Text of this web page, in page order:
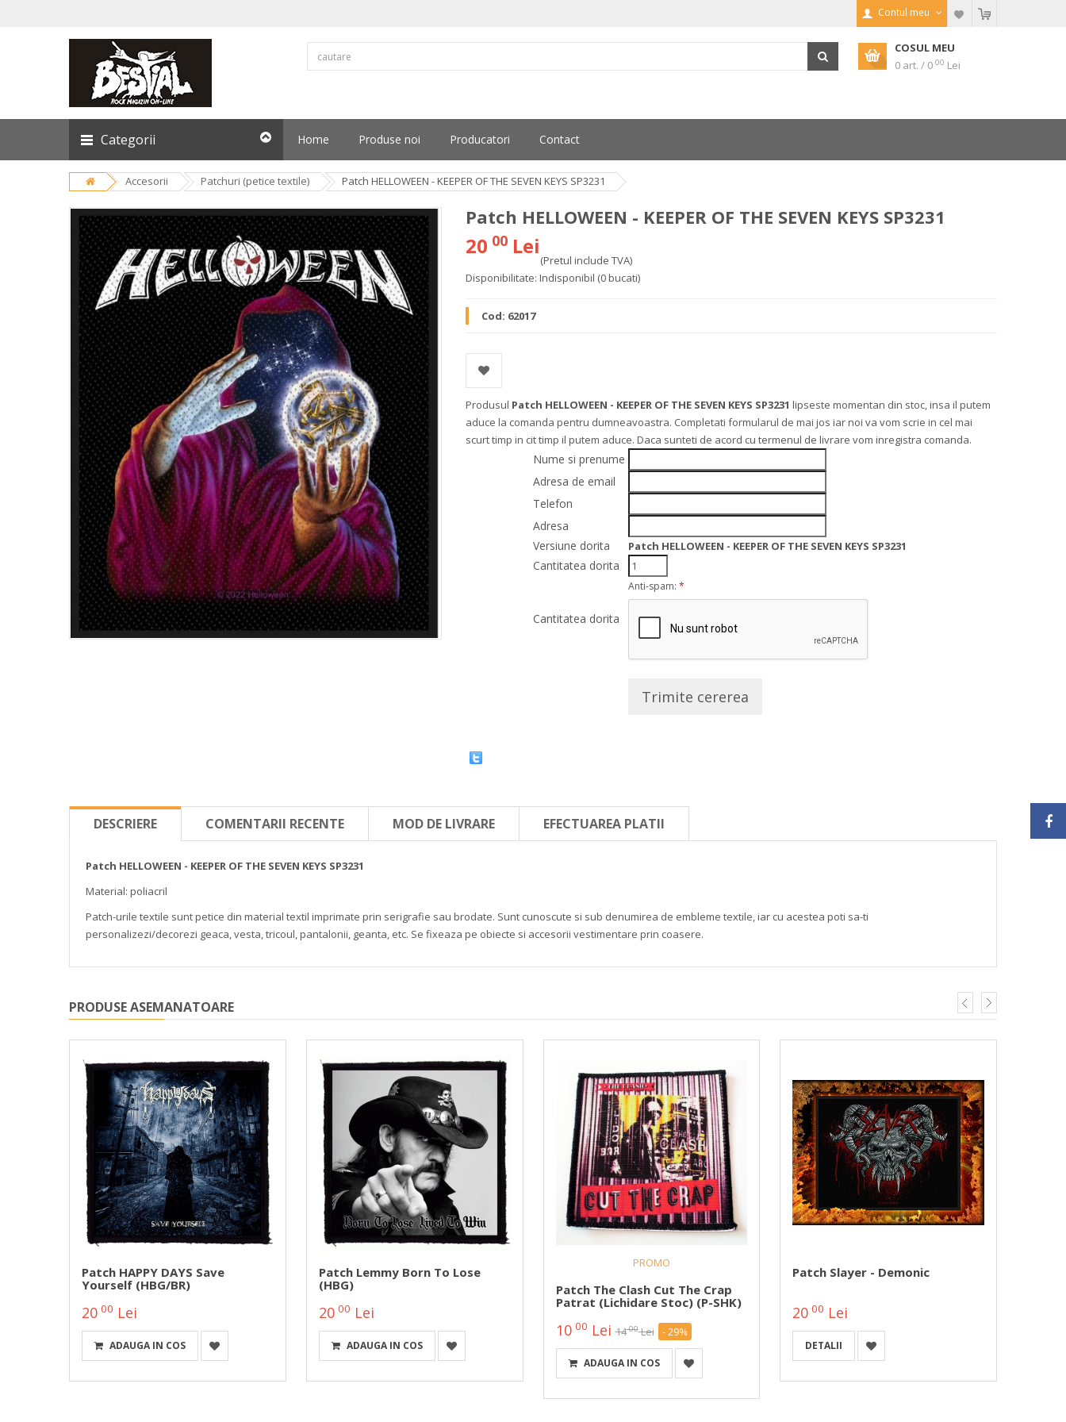
Contul meu
COSUL MEU
0 art. / 0 00 Lei
Categorii Home Produse noi Producatori Contact
Accesorii Patchuri (petice textile) Patch HELLOWEEN - KEEPER OF THE SEVEN KEYS SP3231
Patch HELLOWEEN - KEEPER OF THE SEVEN KEYS SP3231
20 00 Lei
(Pretul include TVA)
Disponibilitate: Indisponibil (0 bucati)
Cod: 62017
Produsul Patch HELLOWEEN - KEEPER OF THE SEVEN KEYS SP3231 lipseste momentan din stoc, insa il putem
aduce la comanda pentru dumneavoastra. Completati formularul de mai jos iar noi va vom scrie in cel mai
scurt timp in cit timp il putem aduce. Daca sunteti de acord cu termenul de livrare vom inregistra comanda.
Nume si prenume
Adresa de email
Telefon
Adresa
Versiune dorita
Patch HELLOWEEN - KEEPER OF THE SEVEN KEYS SP3231
Cantitatea dorita
Cantitatea dorita
Anti-spam: *
Trimite cererea
DESCRIERE COMENTARII RECENTE MOD DE LIVRARE EFECTUAREA PLATII
Patch HELLOWEEN - KEEPER OF THE SEVEN KEYS SP3231
Material: poliacril
Patch-urile textile sunt petice din material textil imprimate prin serigrafie sau brodate. Sunt cunoscute si sub denumirea de embleme textile, iar cu acestea poti sa-ti
personalizezi/decorezi geaca, vesta, tricoul, pantalonii, geanta, etc. Se fixeaza pe obiecte si accesorii vestimentare prin coasere.
PRODUSE ASEMANATOARE
Patch HAPPY DAYS Save
Yourself (HBG/BR)
20 00 Lei
ADAUGA IN COS
Patch Lemmy Born To Lose
(HBG)
2000 Lei
ADAUGA IN COS
PROMO
Patch The Clash Cut The Crap
Patrat (lichidare Stoc) (P-SHK)
1000 Lei 1400 Lei - 29%
ADAUGA IN COS
Patch Slayer - Demonic
20 00 Lei
DETALII